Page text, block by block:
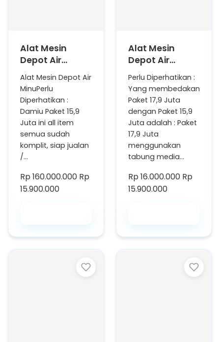
Alat Mesin
Depot Air
Minum Isi Ulang
Paket Murah,
Paket A
Alat Mesin Depot Air
MinuPerlu
Diperhatikan :
Damiu Paket 15,9
Juta ini all item
semua sudah
komplit, siap jualan
/…
Rp 160.000.000 Rp
15.900.000
Alat Mesin
Depot Air
Minum Isi Ulang
Paket
Terjangkau,
Paket B
Perlu Diperhatikan :
Yang membedakan
Paket 17,9 Juta
dengan Paket 15,9
Juta adalah : Paket
17,9 Juta
menggunakan
tabung media…
Rp 16.000.000 Rp
15.900.000